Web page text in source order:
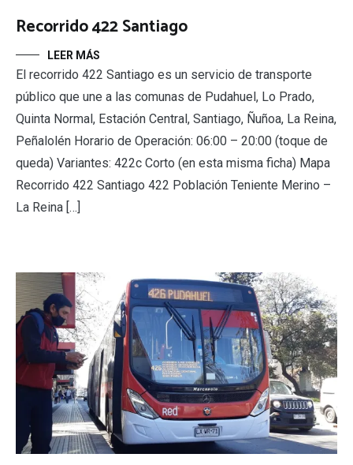
Recorrido 422 Santiago
LEER MÁS
El recorrido 422 Santiago es un servicio de transporte
público que une a las comunas de Pudahuel, Lo Prado,
Quinta Normal, Estación Central, Santiago, Ñuñoa, La Reina,
Peñalolén Horario de Operación: 06:00 – 20:00 (toque de
queda) Variantes: 422c Corto (en esta misma ficha) Mapa
Recorrido 422 Santiago 422 Población Teniente Merino –
La Reina […]